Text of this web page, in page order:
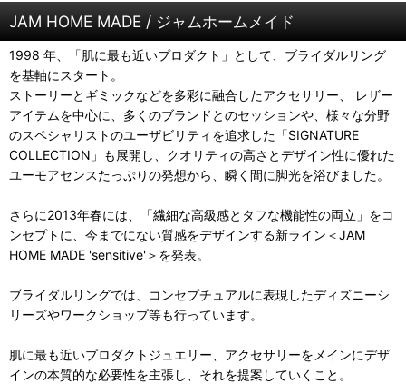
JAM HOME MADE / ジャムホームメイド
1998 年、「肌に最も近いプロダクト」として、ブライダルリング
を基軸にスタート。
ストーリーとギミックなどを多彩に融合したアクセサリー、 レザー
アイテムを中心に、多くのブランドとのセッションや、様々な分野
のスペシャリストのユーザビリティを追求した「SIGNATURE
COLLECTION」も展開し、クオリティの高さとデザイン性に優れた
ユーモアセンスたっぷりの発想から、瞬く間に脚光を浴びました。
さらに2013年春には、「繊細な高級感とタフな機能性の両立」をコ
ンセプトに、今までにない質感をデザインする新ライン＜JAM
HOME MADE 'sensitive'＞を発表。
ブライダルリングでは、コンセプチュアルに表現したディズニーシ
リーズやワークショップ等も行っています。
肌に最も近いプロダクトジュエリー、アクセサリーをメインにデザ
インの本質的な必要性を主張し、それを提案していくこと。